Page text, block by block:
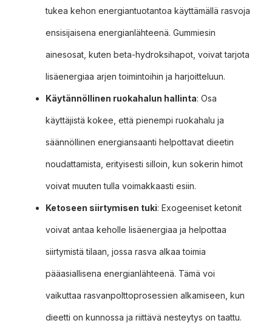
tukea kehon energiantuotantoa käyttämällä rasvoja
ensisijaisena energianlähteenä. Gummiesin
ainesosat, kuten beta-hydroksihapot, voivat tarjota
lisäenergiaa arjen toimintoihin ja harjoitteluun.
Käytännöllinen ruokahalun hallinta: Osa
käyttäjistä kokee, että pienempi ruokahalu ja
säännöllinen energiansaanti helpottavat dieetin
noudattamista, erityisesti silloin, kun sokerin himot
voivat muuten tulla voimakkaasti esiin.
Ketoseen siirtymisen tuki: Exogeeniset ketonit
voivat antaa keholle lisäenergiaa ja helpottaa
siirtymistä tilaan, jossa rasva alkaa toimia
pääasiallisena energianlähteenä. Tämä voi
vaikuttaa rasvanpolttoprosessien alkamiseen, kun
dieetti on kunnossa ja riittävä nesteytys on taattu.